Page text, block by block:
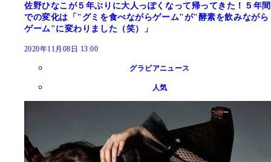
佐野ひなこが５年ぶりに大人っぽくなって帰ってきた！５年間
での変化は「"グミを食べながらゲーム"が"酵素を飲みながら
ゲーム"に変わりました（笑）」
2020年11月08日 13:00
グラビアニュース
人気